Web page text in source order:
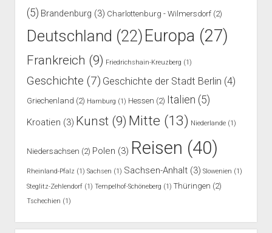
(5) Brandenburg (3) Charlottenburg - Wilmersdorf(2)
Deutschland (22) Europa (27)
Frankreich (9) Friedrichshain-Kreuzberg (1)
Geschichte (7) Geschichte der Stadt Berlin (4)
Griechenland (2) Hamburg (1) Hessen (2) Italien (5)
Kroatien (3) Kunst(9) Mitte (13) Niederlande(1)
Niedersachsen (2) Polen (3) Reisen (40)
Rheinland-Pfalz(1) Sachsen (1) Sachsen-Anhalt(3) Slowenien (1)
Steglitz-Zehlendorf (1) Tempelhof-Schöneberg (1) Thüringen (2)
Tschechien (1)